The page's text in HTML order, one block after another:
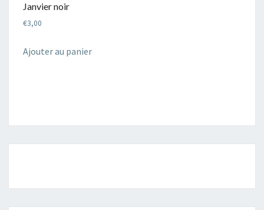
Janvier noir
€3,00
Ajouter au panier